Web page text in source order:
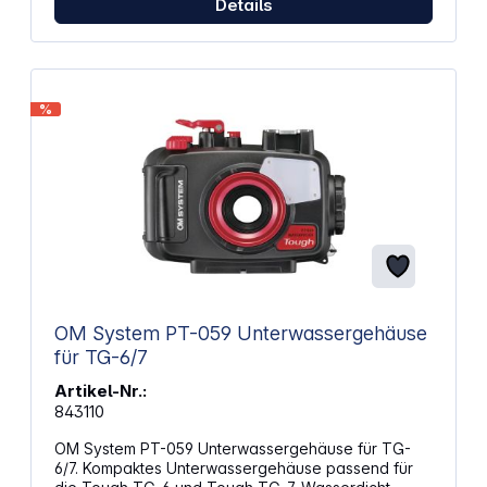
Befestigung am Gehäuse geliefert. Eigenschaften:
Auftrieb: Neutral Material: Acryl Abmessungen: 9,1 x
7,1 x 1,0 cm Gewicht: 18 g
Details
%
OM System PT-059 Unterwassergehäuse
für TG-6/7
Artikel-Nr.:
843110
OM System PT-059 Unterwassergehäuse für TG-
6/7. Kompaktes Unterwassergehäuse passend für